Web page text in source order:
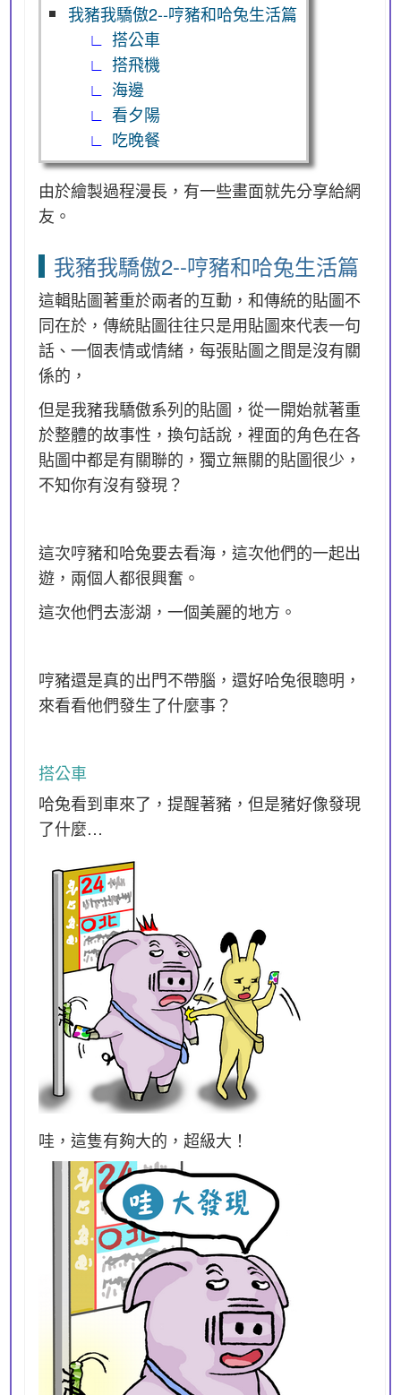
我豬我驕傲2--哼豬和哈兔生活篇
搭公車
搭飛機
海邊
看夕陽
吃晚餐
由於繪製過程漫長，有一些畫面就先分享給網
友。
我豬我驕傲2--哼豬和哈兔生活篇
這輯貼圖著重於兩者的互動，和傳統的貼圖不
同在於，傳統貼圖往往只是用貼圖來代表一句
話、一個表情或情緒，每張貼圖之間是沒有關
係的，
但是我豬我驕傲系列的貼圖，從一開始就著重
於整體的故事性，換句話說，裡面的角色在各
貼圖中都是有關聯的，獨立無關的貼圖很少，
不知你有沒有發現？
這次哼豬和哈兔要去看海，這次他們的一起出
遊，兩個人都很興奮。
這次他們去澎湖，一個美麗的地方。
哼豬還是真的出門不帶腦，還好哈兔很聰明，
來看看他們發生了什麼事？
搭公車
哈兔看到車來了，提醒著豬，但是豬好像發現
了什麼…
哇，這隻有夠大的，超級大！